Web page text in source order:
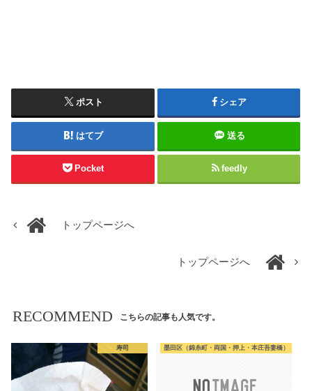
ポスト シェア
はてブ 送る
Pocket feedly
トップページへ
トップページへ
RECOMMEND こちらの記事も人気です。
寿司 墨田区（錦糸町・両国・押上・本庄吾妻橋）